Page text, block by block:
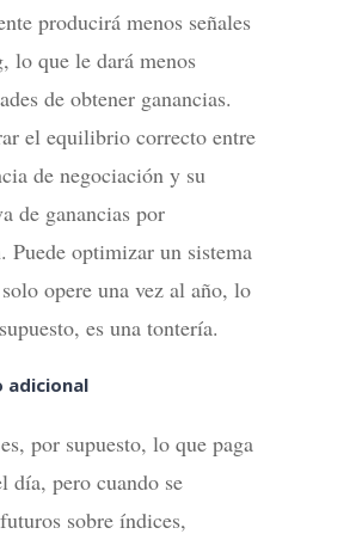
producirá menos señales
lo que le dará menos
de obtener ganancias.
el equilibrio correcto entre
de negociación y su
de ganancias por
Puede optimizar un sistema
opere una vez al año, lo
es una tontería.
adicional
por supuesto, lo que paga
día, pero cuando se
sobre índices,